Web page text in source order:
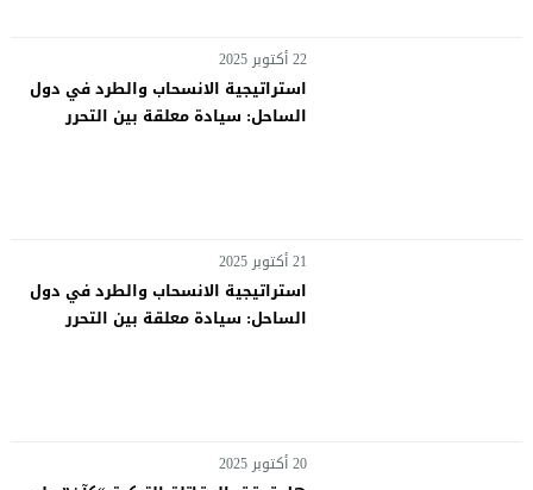
22 أكتوبر 2025
استراتيجية الانسحاب والطرد في دول
الساحل: سيادة معلقة بين التحرر
21 أكتوبر 2025
استراتيجية الانسحاب والطرد في دول
الساحل: سيادة معلقة بين التحرر
20 أكتوبر 2025